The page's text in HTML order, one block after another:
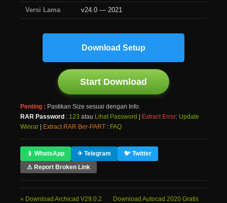
Versi Lama v24.0 — 2021
Download Setup
Start Download
Penting : Pastikan Size sesuai dengan Info.
RAR Password : 123 atau Lihat Password Extract Error: Update
Winrar
Extract RAR Ber-PART : FAQ
📱 WhatsApp ✈ Telegram
🐦 Twitter
⚠ Report Broken Link
Download Archicad V29.0.2
Download Autocad 2020 Gratis